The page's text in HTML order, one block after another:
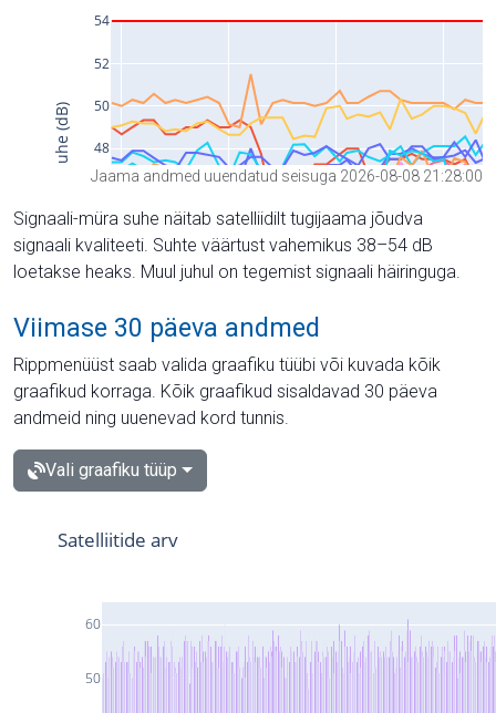
Jaama andmed uuendatud seisuga 2026-08-08 21:28:00
Signaali-müra suhe näitab satelliidilt tugijaama jõudva
signaali kvaliteeti. Suhte väärtust vahemikus 38–54 dB
loetakse heaks. Muul juhul on tegemist signaali häiringuga.
Viimase 30 päeva andmed
Rippmenüüst saab valida graafiku tüübi või kuvada kõik
graafikud korraga. Kõik graafikud sisaldavad 30 päeva
andmeid ning uuenevad kord tunnis.
Vali graafiku tüüp
50
60
Satelliitide arv